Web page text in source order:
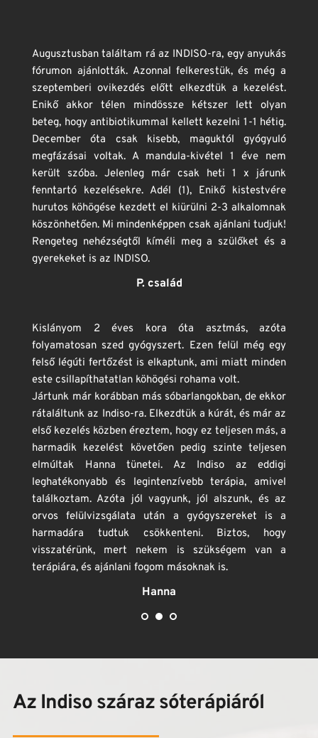
Augusztusban találtam rá az INDISO-ra, egy anyukás
fórumon ajánlották. Azonnal felkerestük, és még a
szeptemberi ovikezdés előtt elkezdtük a kezelést.
Enikő akkor télen mindössze kétszer lett olyan
beteg, hogy antibiotikummal kellett kezelni 1-1 hétig.
December óta csak kisebb, maguktól gyógyuló
megfázásai voltak. A mandula-kivétel 1 éve nem
került szóba. Jelenleg már csak heti 1 x járunk
fenntartó kezelésekre. Adél (1), Enikő kistestvére
hurutos köhögése kezdett el kiürülni 2-3 alkalomnak
köszönhetően. Mi mindenképpen csak ajánlani tudjuk!
Rengeteg nehézségtől kíméli meg a szülőket és a
gyerekeket is az INDISO.
P. család
Kislányom 2 éves kora óta asztmás, azóta
folyamatosan szed gyógyszert. Ezen felül még egy
felső légúti fertőzést is elkaptunk, ami miatt minden
este csillapíthatatlan köhögési rohama volt.
Jártunk már korábban más sóbarlangokban, de ekkor
rátaláltunk az Indiso-ra. Elkezdtük a kúrát, és már az
első kezelés közben éreztem, hogy ez teljesen más, a
harmadik kezelést követően pedig szinte teljesen
elmúltak Hanna tünetei. Az Indiso az eddigi
leghatékonyabb és legintenzívebb terápia, amivel
találkoztam. Azóta jól vagyunk, jól alszunk, és az
orvos felülvizsgálata után a gyógyszereket is a
harmadára tudtuk csökkenteni. Biztos, hogy
visszatérünk, mert nekem is szükségem van a
terápiára, és ajánlani fogom másoknak is.
Hanna
Az Indiso száraz sóterápiáról